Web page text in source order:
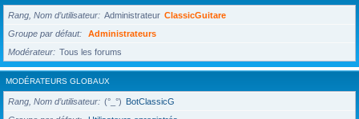
Rang, Nom d’utilisateur Administrateur ClassicGuitare
Groupe par défaut
Administrateurs
Modérateur
Tous les forums
MODÉRATEURS GLOBAUX
Rang, Nom d’utilisateur (°_°) BotClassicG